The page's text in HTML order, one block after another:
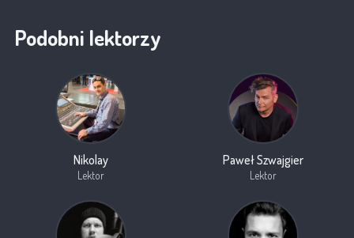
Podobni lektorzy
Nikolay
Lektor
Paweł Szwajgier
Lektor